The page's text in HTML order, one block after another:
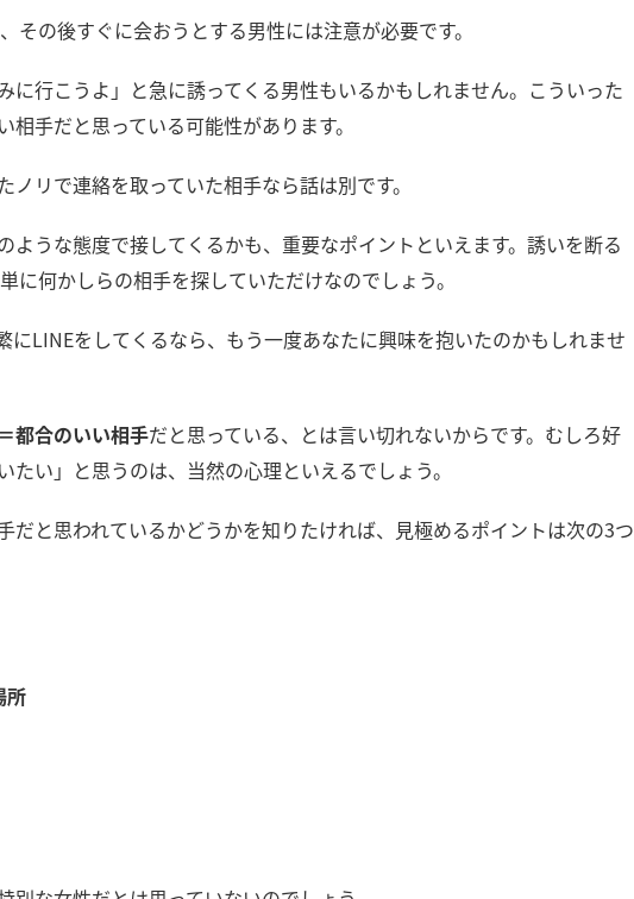
その後すぐに会おうとする男性には注意が必要です。
行こうよ」と急に誘ってくる男性もいるかもしれません。こういった
手だと思っている可能性があります。
リで連絡を取っていた相手なら話は別です。
ような態度で接してくるかも、重要なポイントといえます。誘いを断る
に何かしらの相手を探していただけなのでしょう。
にLINEをしてくるなら、もう一度あなたに興味を抱いたのかもしれませ
都合のいい相手だと思っている、とは言い切れないからです。むしろ好
たい」と思うのは、当然の心理といえるでしょう。
だと思われているかどうかを知りたければ、見極めるポイントは次の3つ
所